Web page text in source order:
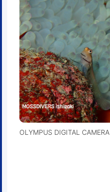
OLYMPUS DIGITAL CAMERA